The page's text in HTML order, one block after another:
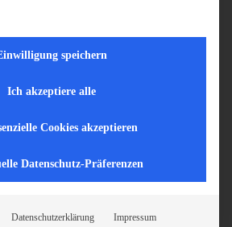
speichern
Ich akzeptiere alle
Cookies akzeptieren
Datenschutz-Präferenzen
Datenschutzerklärung Impressum